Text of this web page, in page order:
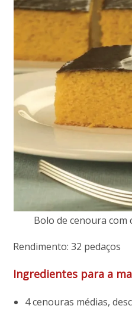
Bolo de cenoura
Rendimento: 32 pedaços
Ingredientes para a
4 cenouras médias,